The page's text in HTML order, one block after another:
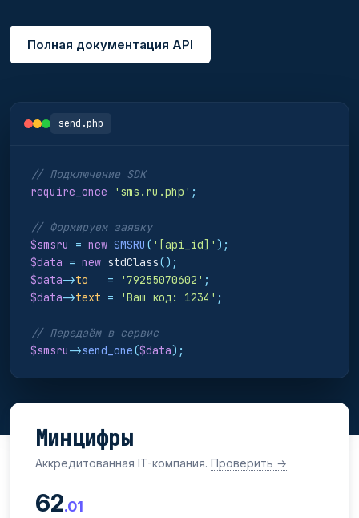
Полная документация API
send.php
// Подключение SDK
require_once
'sms.ru.php' ;
// Формируем заявку
$smsru
= new SMSRU ( '[api_id]' );
$data = new stdClass();
$data->to = '79255070602' ;
$data->text = 'Ваш код: 1234' ;
// Передаём в сервис
$smsru->send_one($data);
Минцифры
Аккредитованная IT-компания. Проверить →
62.01